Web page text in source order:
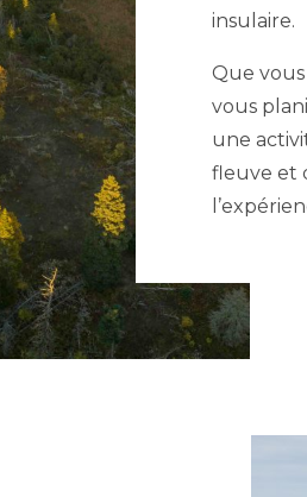
insulaire.
Que
vous
une
fleuve et